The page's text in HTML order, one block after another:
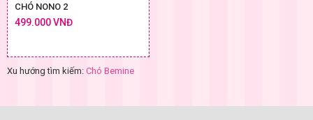
CHÓ NONO 2
499.000 VNĐ
Xu hướng tìm kiếm: Chó Bemine